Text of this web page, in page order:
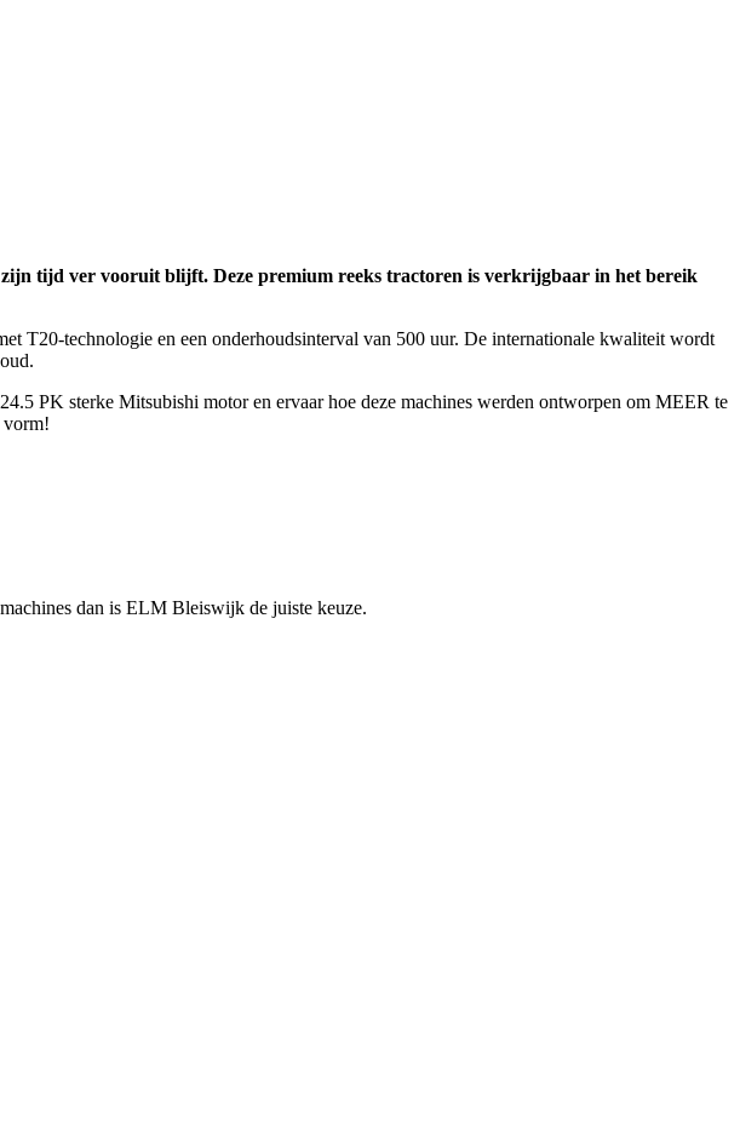
tijd ver vooruit blijft. Deze premium reeks tractoren is verkrijgbaar in het bereik
T20-technologie en een onderhoudsinterval van 500 uur. De internationale kwaliteit wordt
PK sterke Mitsubishi motor en ervaar hoe deze machines werden ontworpen om MEER te
vorm!
dan is ELM Bleiswijk de juiste keuze.